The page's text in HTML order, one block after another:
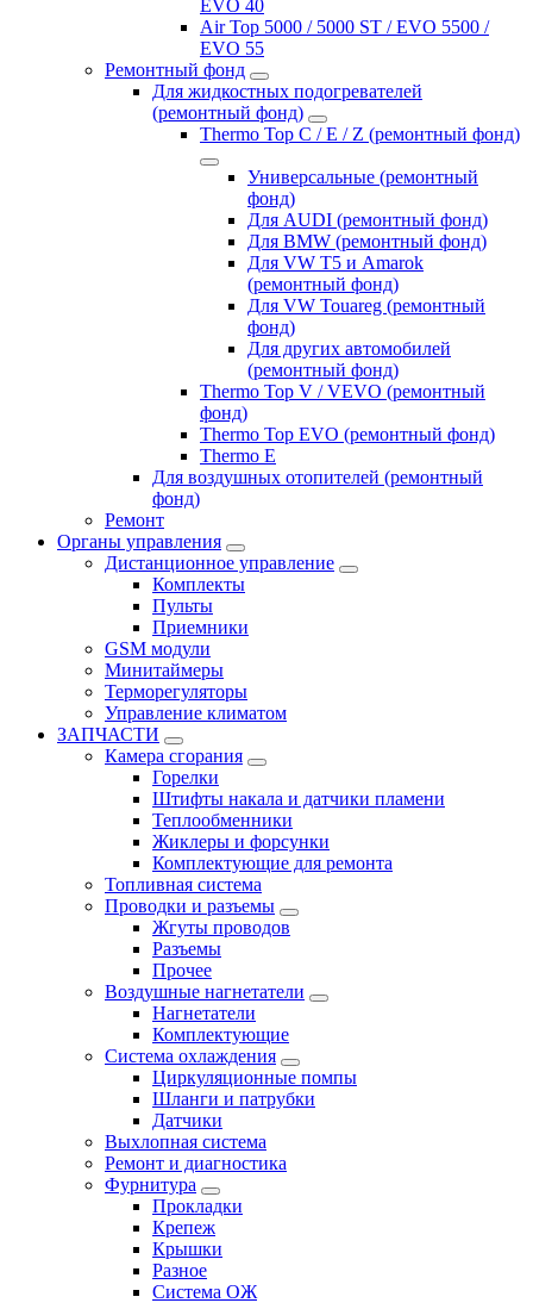
EVO 40
Air Top 5000 / 5000 ST / EVO 5500 /
EVO 55
Ремонтный фонд
Для жидкостных подогревателей
(ремонтный фонд)
Thermo Top C / E / Z (ремонтный фонд)
Универсальные (ремонтный
фонд)
Для AUDI (ремонтный фонд)
Для BMW (ремонтный фонд)
Для VW T5 и Amarok
(ремонтный фонд)
Для VW Touareg (ремонтный
фонд)
Для других автомобилей
(ремонтный фонд)
Thermo Top V / VEVO (ремонтный
фонд)
Thermo Top EVO (ремонтный фонд)
Thermo E
Для воздушных отопителей (ремонтный
фонд)
Ремонт
Органы управления
Дистанционное управление
Комплекты
Пульты
Приемники
GSM модули
Минитаймеры
Терморегуляторы
Управление климатом
ЗАПЧАСТИ
Камера сгорания
Горелки
Штифты накала и датчики пламени
Теплообменники
Жиклеры и форсунки
Комплектующие для ремонта
Топливная система
Проводки и разъемы
Жгуты проводов
Разъемы
Прочее
Воздушные нагнетатели
Нагнетатели
Комплектующие
Система охлаждения
Циркуляционные помпы
Шланги и патрубки
Датчики
Выхлопная система
Ремонт и диагностика
Фурнитура
Прокладки
Крепеж
Крышки
Разное
Система ОЖ